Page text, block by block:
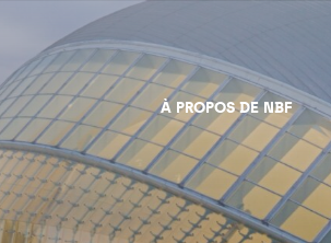
À PROPOS DE NBF